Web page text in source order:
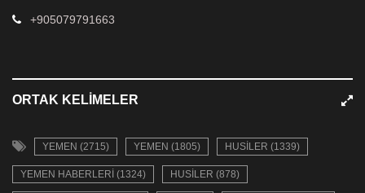
+905079791663
ORTAK KELIMELER
YEMEN (2715) YEMEN (1805) HUSILER (1339)
YEMEN HABERLERI (1324) HUSILER (878)